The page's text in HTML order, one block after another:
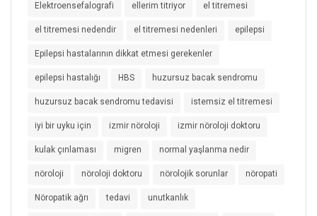
Elektroensefalografi ellerim titriyor el titremesi
el titremesi nedendir el titremesi nedenleri epilepsi
Epilepsi hastalarının dikkat etmesi gerekenler
epilepsi hastalığı HBS huzursuz bacak sendromu
huzursuz bacak sendromu tedavisi istemsiz el titremesi
iyi bir uyku için izmir nöroloji izmir nöroloji doktoru
kulak çınlaması migren normal yaşlanma nedir
nöroloji nöroloji doktoru nörolojik sorunlar nöropati
Nöropatik ağrı tedavi unutkanlık